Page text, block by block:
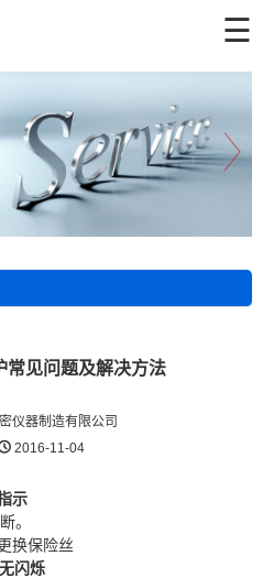
☰
常见问题及解决方法
仪器制造有限公司
2016-11-04
示
。
换保险丝
闪烁